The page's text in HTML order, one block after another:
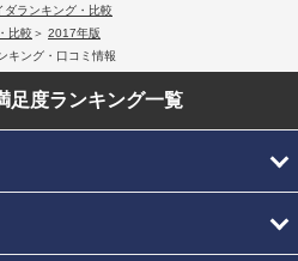
ダランキング・比較
比較
2017年版
キング・口コミ情報
足度ランキング一覧